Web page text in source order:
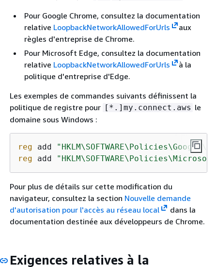
Pour Google Chrome, consultez la documentation
relative LoopbackNetworkAllowedForUrls
aux
règles d'entreprise de Chrome.
Pour Microsoft Edge, consultez la documentation
relative LoopbackNetworkAllowedForUrls
à la
politique d'entreprise d'Edge.
Les exemples de commandes suivants définissent la
politique de registre pour [*.]my.connect.aws le
domaine sous Windows :
reg add
reg add
Pour plus de détails sur cette modification du
navigateur, consultez la section Nouvelle demande
d'autorisation pour l'accès au réseau local
dans la
documentation destinée aux développeurs de Chrome.
Exigences relatives à la